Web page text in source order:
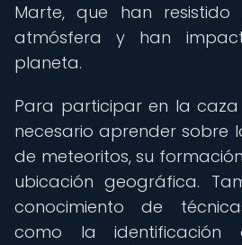
Marte, que han
atmósfera y han
planeta.
Para participar en la caza
necesario aprender sobre
de meteoritos, su
ubicación geográfica.
conocimiento de
como la identificación